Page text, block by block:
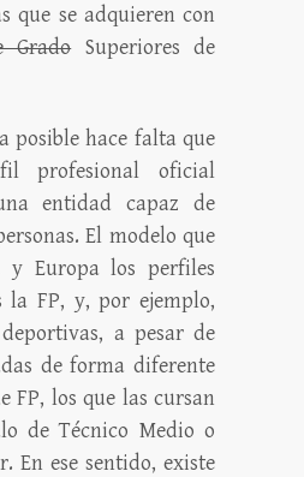
que se adquieren con
GradoSuperiores de
posible hace falta que
profesional oficial
entidad capaz de
El modelo que
y Europa los perfiles
la FP, y, por ejemplo,
a pesar de
de forma diferente
FP, los que las cursan
de Técnico Medio o
En ese sentido, existe